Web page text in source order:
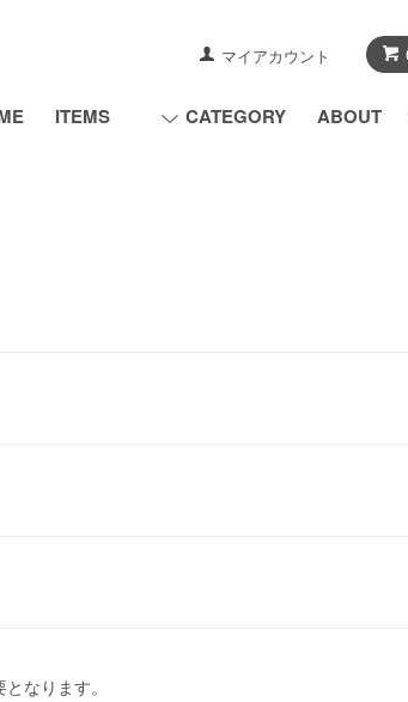
マイアカウント
ITEMS CATEGORY ABOUT
なります。